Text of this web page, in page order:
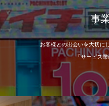
事
お客様との出会いを大切に
「サービス